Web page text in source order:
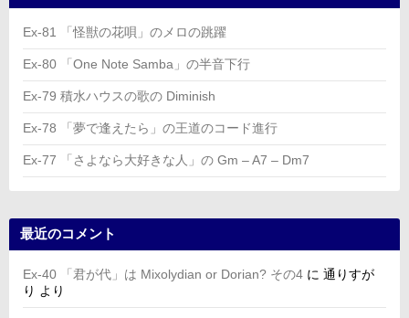
Ex-81 「怪獣の花唄」のメロの跳躍
Ex-80 「One Note Samba」の半音下行
Ex-79 積水ハウスの歌の Diminish
Ex-78 「夢で逢えたら」の王道のコード進行
Ex-77 「さよなら大好きな人」の Gm – A7 – Dm7
最近のコメント
Ex-40 「君が代」は Mixolydian or Dorian? その4 に 通りすが
り より